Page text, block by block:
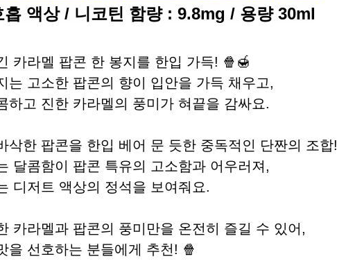
액상 / 니코틴 함량 : 9.8mg / 용량 30ml
카라멜 팝콘 한 봉지를 한입 가득! 🍿🍯
는 고소한 팝콘의 향이 입안을 가득 채우고,
하고 진한 카라멜의 풍미가 혀끝을 감싸요.
삭한 팝콘을 한입 베어 문 듯한 중독적인 단짠의 조합!
달콤함이 팝콘 특유의 고소함과 어우러져,
디저트 액상의 정석을 보여줘요.
카라멜과 팝콘의 풍미만을 온전히 즐길 수 있어,
을 선호하는 분들에게 추천! 🍿